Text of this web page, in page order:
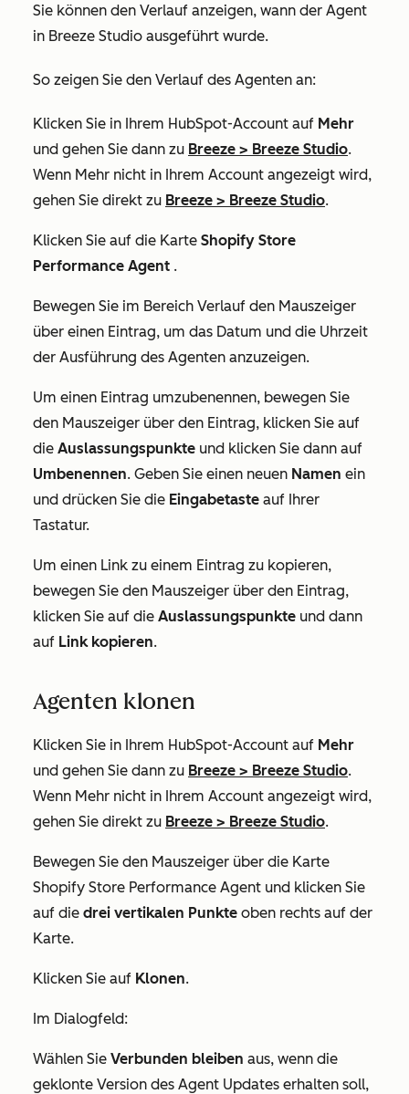
Sie können den Verlauf anzeigen, wann der Agent
in Breeze Studio ausgeführt wurde.
So zeigen Sie den Verlauf des Agenten an:
Klicken Sie in Ihrem HubSpot-Account auf Mehr
und gehen Sie dann zu Breeze > Breeze Studio.
Wenn Mehr nicht in Ihrem Account angezeigt wird,
gehen Sie direkt zu Breeze > Breeze Studio.
Klicken Sie auf die Karte Shopify Store
Performance Agent .
Bewegen Sie im Bereich Verlauf den Mauszeiger
über einen Eintrag, um das Datum und die Uhrzeit
der Ausführung des Agenten anzuzeigen.
Um einen Eintrag umzubenennen, bewegen Sie
den Mauszeiger über den Eintrag, klicken Sie auf
die Auslassungspunkte und klicken Sie dann auf
Umbenennen. Geben Sie einen neuen Namen ein
und drücken Sie die Eingabetaste auf Ihrer
Tastatur.
Um einen Link zu einem Eintrag zu kopieren,
bewegen Sie den Mauszeiger über den Eintrag,
klicken Sie auf die Auslassungspunkte und dann
auf Link kopieren.
Agenten klonen
Klicken Sie in Ihrem HubSpot-Account auf Mehr
und gehen Sie dann zu Breeze > Breeze Studio.
Wenn Mehr nicht in Ihrem Account angezeigt wird,
gehen Sie direkt zu Breeze > Breeze Studio.
Bewegen Sie den Mauszeiger über die Karte
Shopify Store Performance Agent und klicken Sie
auf die drei vertikalen Punkte oben rechts auf der
Karte.
Klicken Sie auf Klonen.
Im Dialogfeld:
Wählen Sie Verbunden bleiben aus, wenn die
geklonte Version des Agent Updates erhalten soll,